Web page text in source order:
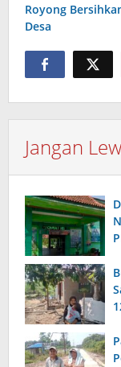
Royong
Desa
Jangan